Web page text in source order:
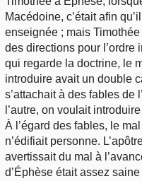
Macédoine, c’était afin
enseignée ; mais
des directions pour l’ordre
qui regarde la doctrine, le
introduire avait un double
s’attachait à des fables de
l’autre, on voulait
À l’égard des fables, le
n’édifiait personne.
avertissait du mal à
d’Éphèse était assez